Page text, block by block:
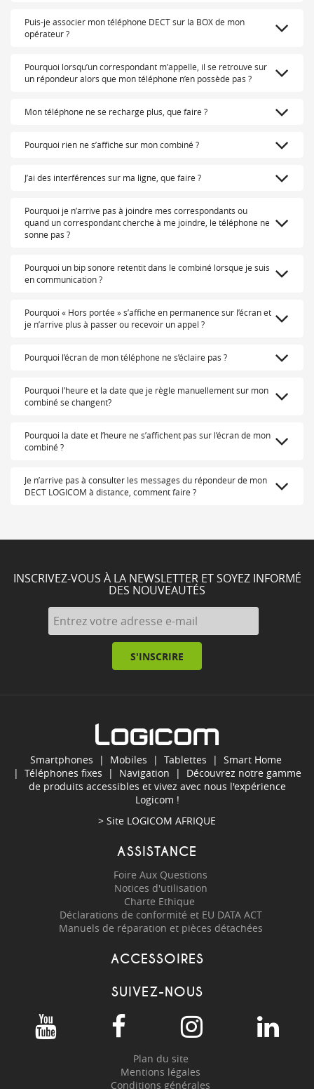
Puis-je associer mon téléphone DECT sur la BOX de mon
opérateur ?
Pourquoi lorsqu’un correspondant m’appelle, il se retrouve sur
un répondeur alors que mon téléphone n’en possède pas ?
Mon téléphone ne se recharge plus, que faire ?
Pourquoi rien ne s’affiche sur mon combiné ?
J’ai des interférences sur ma ligne, que faire ?
Pourquoi je n’arrive pas à joindre mes correspondants ou
quand un correspondant cherche à me joindre, le téléphone ne
sonne pas ?
Pourquoi un bip sonore retentit dans le combiné lorsque je suis
en communication ?
Pourquoi « Hors portée » s’affiche en permanence sur l’écran et
je n’arrive plus à passer ou recevoir un appel ?
Pourquoi l’écran de mon téléphone ne s’éclaire pas ?
Pourquoi l’heure et la date que je règle manuellement sur mon
combiné se changent?
Pourquoi la date et l’heure ne s’affichent pas sur l’écran de mon
combiné ?
Je n’arrive pas à consulter les messages du répondeur de mon
DECT LOGICOM à distance, comment faire ?
INSCRIVEZ-VOUS À LA NEWSLETTER ET SOYEZ INFORMÉ
DES NOUVEAUTÉS
S'INSCRIRE
Smartphones | Mobiles | Tablettes | Smart Home
| Téléphones fixes | Navigation | Découvrez notre gamme
de produits accessibles et vivez avec nous l'expérience
Logicom !
> Site LOGICOM AFRIQUE
ASSISTANCE
Foire Aux Questions
Notices d'utilisation
Charte Ethique
Déclarations de conformité et EU DATA ACT
Manuels de réparation et pièces détachées
ACCESSOIRES
SUIVEZ-NOUS
Plan du site
Mentions légales
Conditions générales